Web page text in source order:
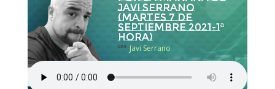
Javi Serrano
(martes 7 de
septiembre 2021-1ª
hora)
con Javi Serrano